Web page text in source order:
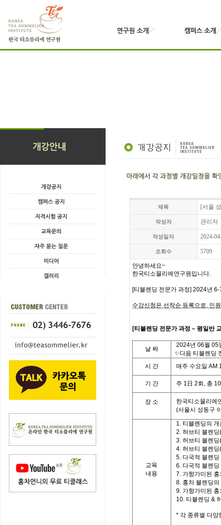
제목 [서울
작성자 관리자
작성일자 2024-
조회수 5709
안녕하세요~
한국티소믈리에연구원입니다.
[티블렌딩 전문가 과정] 2024년 6-
수강신청은 선착순 등록으로, 인
[티블렌딩 전문가 과정 – 평일반
날 짜
2024년 06월 05
✨다음 티블렌딩
시
간 매주 수요일 AM
기 간 주 1 日 2회 , 총 10
장 소
한국티소믈리에
(서울시 성동구
교육
내용
1. 티블렌딩의 개
2. 허브티 블렌딩
3. 허브티 블렌딩
4. 허브티 블렌딩
5. 다국적 블렌
6. 다국적 블렌
7. 가향가미된
8. 홍차 블렌딩의
9. 가향가미된
10.티 블렌딩 &
* 각 종류별 다양